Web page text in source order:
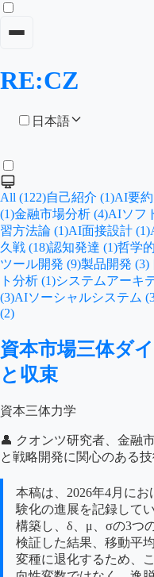
RE:CZ
日本語
All (122)自己紹介 (1)AI要
(1)金融市場分析 (4)AIソフ
習方法論 (1)AI面接設計 (1)
久戦 (18)認知発達 (1)哲学
ツール開発 (9)製品開発 (3)
ト分析 (1)システムアーキ
(3)AIソーシャルシステム
(2)
資本市場三体ダ
と収束
資本三体力学
👤 クオンツ研究者、金融
と戦略開発に関心のある
本稿は、2026年4月に
験化の進展を記録して
構築し、δ、μ、σの3つ
検証した結果、移動平
変種に退化するため、